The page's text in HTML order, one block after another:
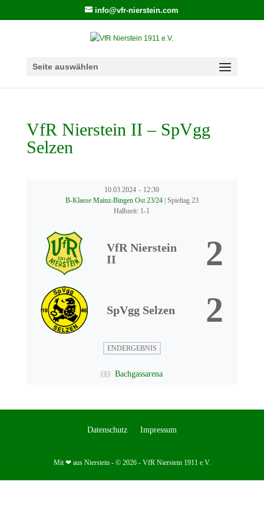
info@vfr-nierstein.com
Seite auswählen
VfR Nierstein II – SpVgg
Selzen
10.03.2024 - 12:30
B-Klasse Mainz-Bingen Ost 23/24 | Spieltag 23
Halbzeit: 1-1
VfR Nierstein
II
2
SpVgg Selzen 2
ENDERGEBNIS
Bachgassarena
Datenschutz Impressum
Mit ❤ aus Nierstein - © 2026 - VfR Nierstein 1911 e.V.